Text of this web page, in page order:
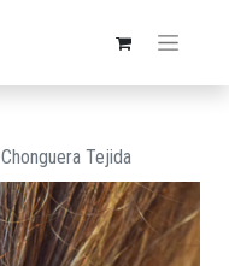
Chonguera Tejida